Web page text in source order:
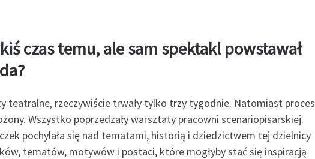
czas temu, ale sam spektakl powstawał
teatralne, rzeczywiście trwały tylko trzy tygodnie. Natomiast proces
Wszystko poprzedzały warsztaty pracowni scenariopisarskiej.
pochylała się nad tematami, historią i dziedzictwem tej dzielnicy
tematów, motywów i postaci, które mogłyby stać się inspiracją